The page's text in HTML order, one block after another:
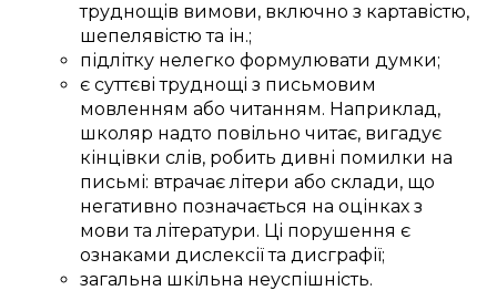
труднощів вимови, включно з картавістю,
шепелявістю та ін.;
підлітку нелегко формулювати думки;
є суттєві труднощі з письмовим
мовленням або читанням. Наприклад,
школяр надто повільно читає, вигадує
кінцівки слів, робить дивні помилки на
письмі: втрачаєлітери або склади, що
негативно позначається на оцінках з
мови та літератури. Ці порушення є
ознаками дислексії та дисграфії;
загальна шкільна неуспішність.